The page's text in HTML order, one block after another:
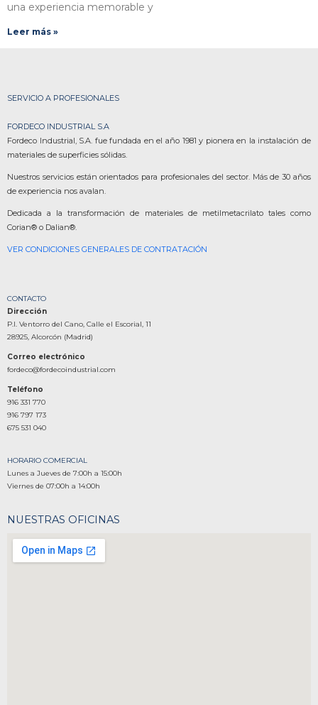
una experiencia memorable y
Leer más »
SERVICIO A PROFESIONALES
FORDECO INDUSTRIAL S.A
Fordeco Industrial, S.A. fue fundada en el año 1981 y pionera en la instalación de
materiales de superficies sólidas.
Nuestros servicios están orientados para profesionales del sector. Más de 30 años
de experiencia nos avalan.
Dedicada a la transformación de materiales de metilmetacrilato tales como
Corian® o Dalian®.
VER CONDICIONES GENERALES DE CONTRATACIÓN
CONTACTO
Dirección
P.I. Ventorro del Cano, Calle el Escorial, 11
28925, Alcorcón (Madrid)
Correo electrónico
fordeco@fordecoindustrial.com
Teléfono
916 331 770
916 797 173
675 531 040
HORARIO COMERCIAL
Lunes a Jueves de 7:00h a 15:00h
Viernes de 07:00h a 14:00h
NUESTRAS OFICINAS